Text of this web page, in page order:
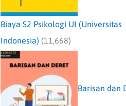
Biaya S2 Psikologi UI (Universitas
Indonesia) (11,668)
Barisan dan